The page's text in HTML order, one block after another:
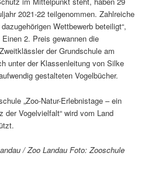
2021-22 teilgenommen. Zahlreiche
Wettbewerb beteiligt“,
2. Preis gewannen die
der Grundschule am
unter der Klassenleitung von Silke
gestalteten Vogelbücher.
„Zoo-Natur-Erlebnistage – ein
der Vogelvielfalt“ wird vom Land
/ Zoo Landau Foto: Zooschule